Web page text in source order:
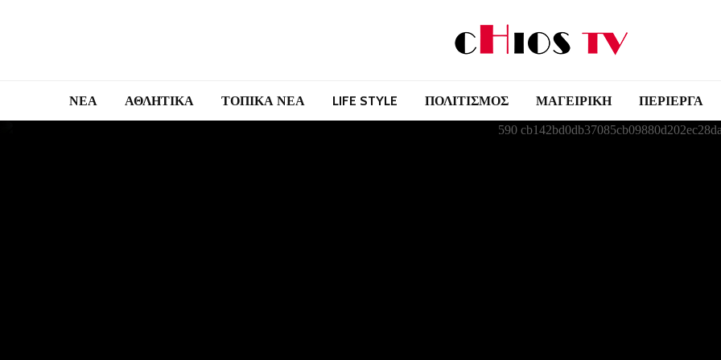
ΝΕΑ ΑΘΛΗΤΙΚΑ ΤΟΠΙΚΑ ΝΕΑ LIFE STYLE ΠΟΛΙΤΙΣΜΟΣ ΜΑΓΕΙΡΙΚΗ ΠΕΡΙΕΡΓΑ